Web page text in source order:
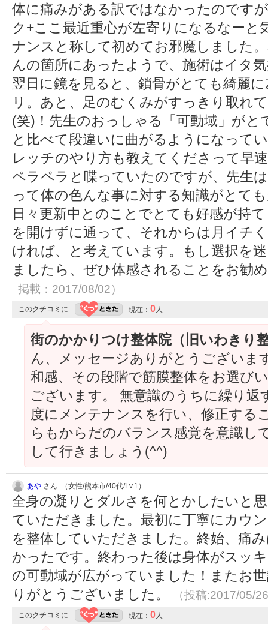
体に痛みがある訳ではなかったのです
ク+ここ最近重心が左寄りになるなー
ナンスと称して初めてお邪魔しました
んの箇所にあったようで、施術はイタ
翌日に鏡を見ると、鎖骨がとても綺麗
リ。あと、足のむくみがすっきり取れ
(笑)！先生のおっしゃる「可動域」がと
と比べて段違いに曲がるようになって
レッチのやり方も教えてくださって早
ペラペラと喋っていたのですが、先生
って体の色んな事に対する知識がとて
日々更新中とのことでとても好感が持
を開けずに通って、それからは月イチ
ければ、と考えています。もし選択を
ましたら、ぜひ体感されることをお勧
掲載：2017/08/02）
このクチコミに 現在： 0人
街のかかりつけ整体院（旧いわきり
ん、メッセージありがとうございま
和感、その段階で筋膜整体をお選び
ございます。 無意識のうちに繰り返
度にメンテナンスを行い、修正する
らもからだのバランス感覚を意識し
して行きましょう(^^)
あや さん （女性/熊本市/40代/Lv.1）
全身の凝りとダルさを何とかしたいと
ていただきました。最初に丁寧にカウ
を整体していただきました。終始、痛
かったです。終わった後は身体がスッ
の可動域が広がっていました！またお
りがとうございました。
（投稿:2017/05/
このクチコミに 現在： 0人